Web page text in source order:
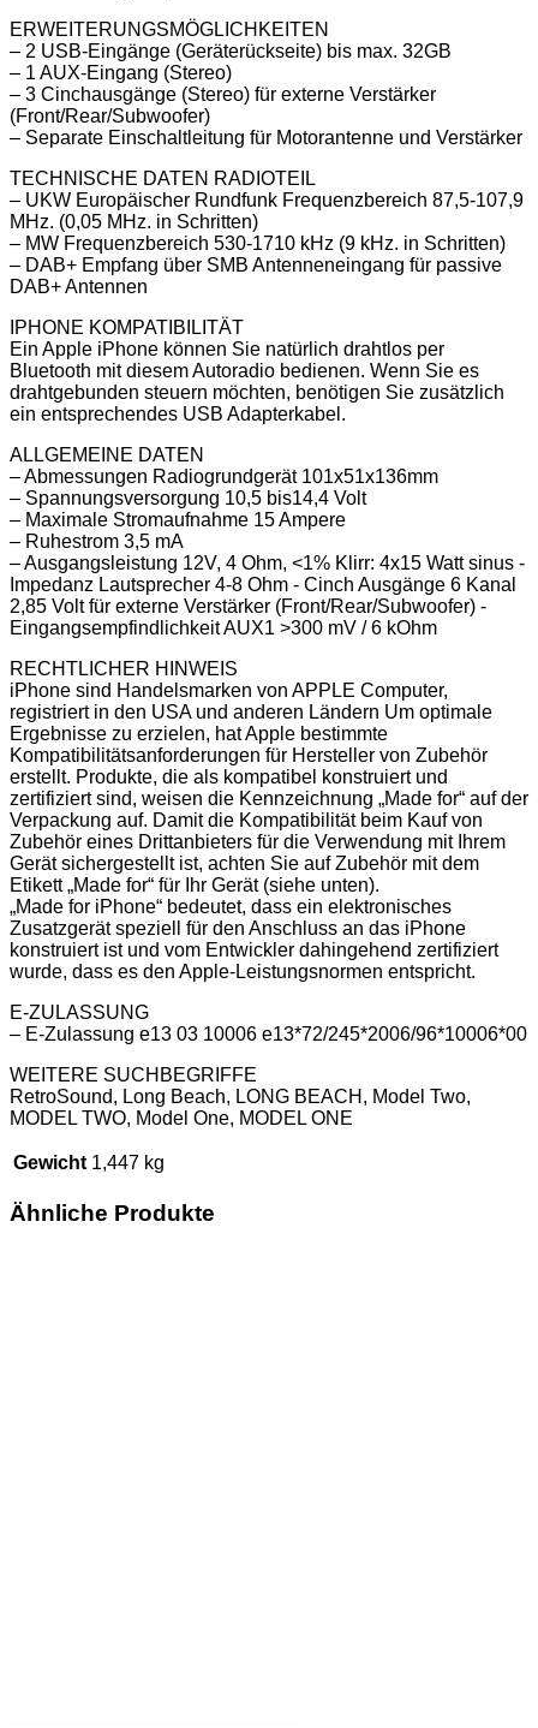
ERWEITERUNGSMÖGLICHKEITEN
– 2 USB-Eingänge (Geräterückseite) bis max. 32GB
– 1 AUX-Eingang (Stereo)
– 3 Cinchausgänge (Stereo) für externe Verstärker
(Front/Rear/Subwoofer)
– Separate Einschaltleitung für Motorantenne und Verstärker
TECHNISCHE DATEN RADIOTEIL
– UKW Europäischer Rundfunk Frequenzbereich 87,5-107,9
MHz. (0,05 MHz. in Schritten)
– MW Frequenzbereich 530-1710 kHz (9 kHz. in Schritten)
– DAB+ Empfang über SMB Antenneneingang für passive
DAB+ Antennen
IPHONE KOMPATIBILITÄT
Ein Apple iPhone können Sie natürlich drahtlos per
Bluetooth mit diesem Autoradio bedienen. Wenn Sie es
drahtgebunden steuern möchten, benötigen Sie zusätzlich
ein entsprechendes USB Adapterkabel.
ALLGEMEINE DATEN
– Abmessungen Radiogrundgerät 101x51x136mm
– Spannungsversorgung 10,5 bis14,4 Volt
– Maximale Stromaufnahme 15 Ampere
– Ruhestrom 3,5 mA
– Ausgangsleistung 12V, 4 Ohm, <1% Klirr: 4x15 Watt sinus -
Impedanz Lautsprecher 4-8 Ohm - Cinch Ausgänge 6 Kanal
2,85 Volt für externe Verstärker (Front/Rear/Subwoofer) -
Eingangsempfindlichkeit AUX1 >300 mV / 6 kOhm
RECHTLICHER HINWEIS
iPhone sind Handelsmarken von APPLE Computer,
registriert in den USA und anderen Ländern Um optimale
Ergebnisse zu erzielen, hat Apple bestimmte
Kompatibilitätsanforderungen für Hersteller von Zubehör
erstellt. Produkte, die als kompatibel konstruiert und
zertifiziert sind, weisen die Kennzeichnung „Made for“ auf der
Verpackung auf. Damit die Kompatibilität beim Kauf von
Zubehör eines Drittanbieters für die Verwendung mit Ihrem
Gerät sichergestellt ist, achten Sie auf Zubehör mit dem
Etikett „Made for“ für Ihr Gerät (siehe unten).
„Made for iPhone“ bedeutet, dass ein elektronisches
Zusatzgerät speziell für den Anschluss an das iPhone
konstruiert ist und vom Entwickler dahingehend zertifiziert
wurde, dass es den Apple-Leistungsnormen entspricht.
E-ZULASSUNG
– E-Zulassung e13 03 10006 e13*72/245*2006/96*10006*00
WEITERE SUCHBEGRIFFE
RetroSound, Long Beach, LONG BEACH, Model Two,
MODEL TWO, Model One, MODEL ONE
Gewicht 1,447 kg
Ähnliche Produkte